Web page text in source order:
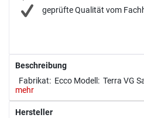
geprüfte Qualität vom
Beschreibung
Fabrikat: Ecco Modell: Terra VG
mehr
Hersteller